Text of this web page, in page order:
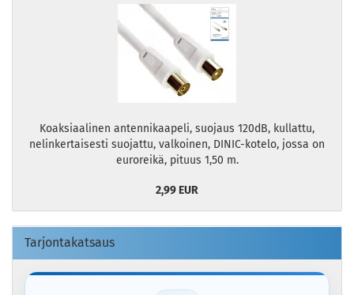
Koaksiaalinen antennikaapeli, suojaus 120dB, kullattu,
nelinkertaisesti suojattu, valkoinen, DINIC-kotelo, jossa on
euroreikä, pituus 1,50 m.
2,99 EUR
Tarjontakatsaus